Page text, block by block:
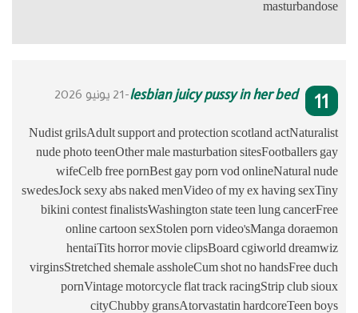
Nudist
nude photo
swedesJock
bikini
online